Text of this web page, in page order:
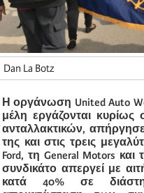
Dan La Botz
Η οργάνωση United Auto
μέλη εργάζονται κυρίως
ανταλλακτικών,
της και στις τρεις
Ford, τη General Motors και
συνδικάτο απεργεί με
κατά 40% σε